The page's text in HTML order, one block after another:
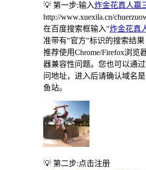
💡 第一步:输入炸金花真人赢
http://www.xuexila.cn/
在百度搜索框输入"炸金花真
准带有"官方"标识的搜索结果
推荐使用Chrome/Firefox浏览
器兼容性问题。您也可以通
问地址，进入后请确认域名
鱼站。
💡 第二步:点击注册